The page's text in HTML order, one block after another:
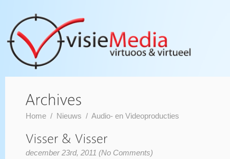
Home / Nieuws / Audio- en Videoproducties
december 23rd, 2011 (No Comments)